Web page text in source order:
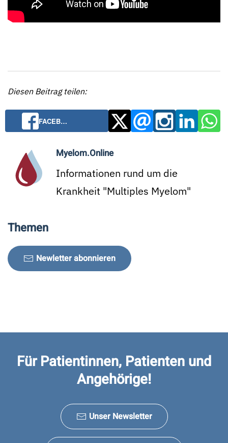
Diesen Beitrag teilen:
FACEB…
Myelom.Online
Informationen rund um die
Krankheit "Multiples Myelom"
Themen
Newletter abonnieren
Für Patientinnen, Patienten und
Angehörige!
Unser Newsletter